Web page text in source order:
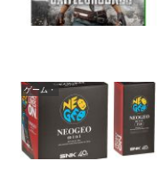
ゲーム・